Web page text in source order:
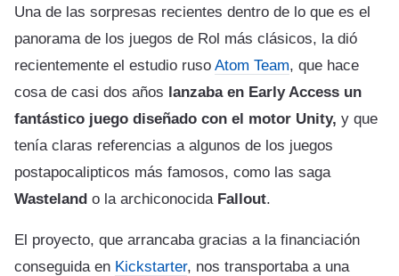
Una de las sorpresas recientes dentro de lo que es el
panorama de los juegos de Rol más clásicos, la dió
recientemente el estudio ruso Atom Team, que hace
cosa de casi dos años lanzaba en Early Access un
fantástico juego diseñado con el motor Unity, y que
tenía claras referencias a algunos de los juegos
postapocalipticos más famosos, como las saga
Wasteland o la archiconocida Fallout.
El proyecto, que arrancaba gracias a la financiación
conseguida en Kickstarter, nos transportaba a una